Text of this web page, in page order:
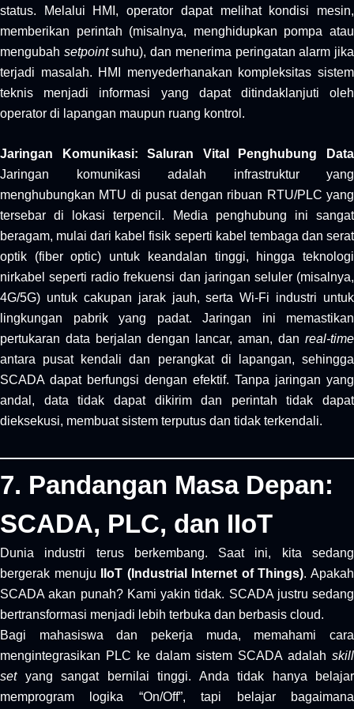
status. Melalui HMI, operator dapat melihat kondisi mesin,
memberikan perintah (misalnya, menghidupkan pompa atau
mengubah setpointsuhu), dan menerima peringatan alarm jika
terjadi masalah. HMI menyederhanakan kompleksitas sistem
teknis menjadi informasi yang dapat ditindaklanjuti oleh
operator di lapangan maupun ruang kontrol.
Jaringan Komunikasi: Saluran Vital Penghubung Data
Jaringan komunikasi adalah infrastruktur yang
menghubungkan MTU di pusat dengan ribuan RTU/PLC yang
tersebar di lokasi terpencil. Media penghubung ini sangat
beragam, mulai dari kabel fisik seperti kabel tembaga dan serat
optik (fiber optic) untuk keandalan tinggi, hingga teknologi
nirkabel seperti radio frekuensi dan jaringan seluler (misalnya,
4G/5G) untuk cakupan jarak jauh, serta Wi-Fi industri untuk
lingkungan pabrik yang padat. Jaringan ini memastikan
pertukaran data berjalan dengan lancar, aman, dan real-time
antara pusat kendali dan perangkat di lapangan, sehingga
SCADA dapat berfungsi dengan efektif. Tanpa jaringan yang
andal, data tidak dapat dikirim dan perintah tidak dapat
dieksekusi, membuat sistem terputus dan tidak terkendali.
7. Pandangan Masa Depan:
SCADA, PLC, dan IIoT
Dunia industri terus berkembang. Saat ini, kita sedang
bergerak menuju
IIoT (Industrial Internet of Things). Apakah
SCADA akan punah? Kami yakin tidak. SCADA justru sedang
bertransformasi menjadi lebih terbuka dan berbasis cloud.
Bagi mahasiswa dan pekerja muda, memahami cara
mengintegrasikan PLC ke dalam sistem SCADA adalah skill
setyang sangat bernilai tinggi. Anda tidak hanya belajar
memprogram logika “On/Off”, tapi belajar bagaimana